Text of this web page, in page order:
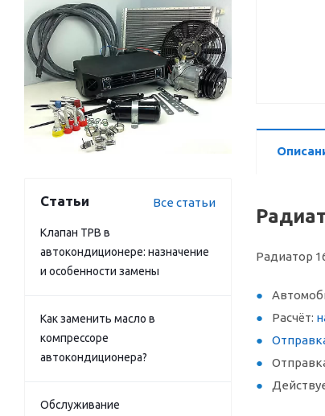
Радиатор
Расчёт:
Статьи Все статьи
Клапан ТРВ в
автокондиционере: назначение
и особенности замены
Как заменить масло в
компрессоре
автокондиционера?
Обслуживание